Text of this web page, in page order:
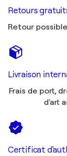
Retours
Retour
Livraison
Frais de port,
d'art
Certificat